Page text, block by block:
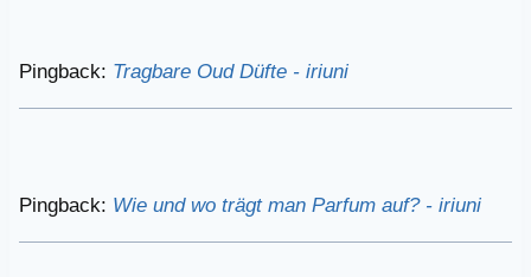
Pingback: Tragbare Oud Düfte - iriuni
Pingback: Wie und wo trägt man Parfum auf? - iriuni